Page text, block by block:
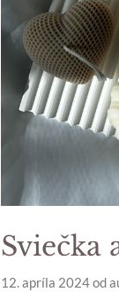
Sviečka
12. apríla 2024od